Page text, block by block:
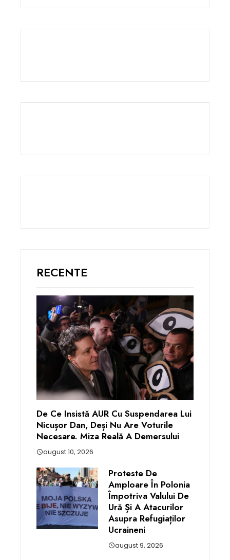
RECENTE
De Ce Insistă AUR Cu Suspendarea Lui
Nicușor Dan, Deși Nu Are Voturile
Necesare. Miza Reală A Demersului
august 10, 2026
Proteste De
Amploare În Polonia
Împotriva Valului De
Ură Și A Atacurilor
Asupra Refugiaților
Ucraineni
august 9, 2026